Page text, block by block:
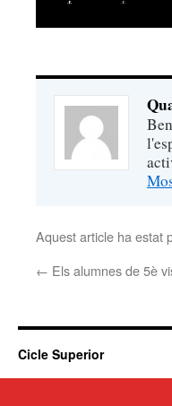
Aquest article ha estat
← Els alumnes de 5è
Cicle Superior